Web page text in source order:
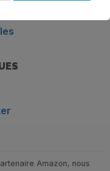
Amazon, nous